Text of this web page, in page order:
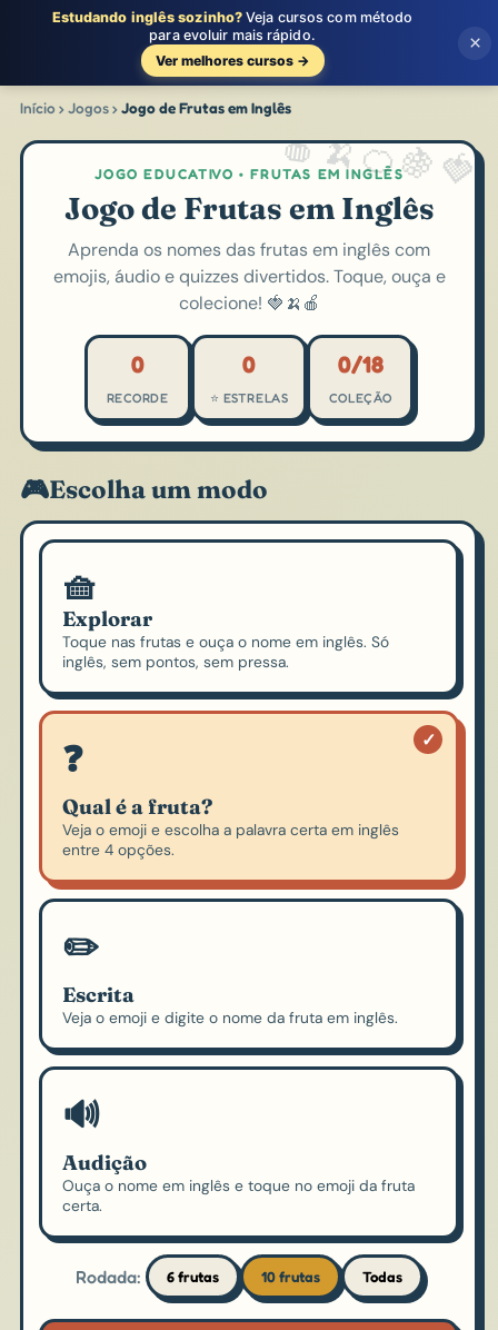
Aprenda Falar Inglês
Início›Jogos›Jogo de Frutas em Inglês
JOGO EDUCATIVO • FRUTAS EM INGLÊS
Jogo de Frutas em Inglês
Aprenda os nomes das frutas em inglês com
emojis, áudio e quizzes divertidos. Toque, ouça e
colecione! 🍓🍌🍎
0
RECORDE
0
⭐ ESTRELAS
0/18
COLEÇÃO
🎮Escolha um modo
🧺
Explorar
Toque nas frutas e ouça o nome em inglês. Só
inglês, sem pontos, sem pressa.
❓
Qual é a fruta?
Veja o emoji e escolha a palavra certa em inglês
entre 4 opções.
✏️
Escrita
Veja o emoji e digite o nome da fruta em inglês.
🔊
Audição
Ouça o nome em inglês e toque no emoji da fruta
certa.
Rodada: 6 frutas 10 frutas Todas
Estudando inglês sozinho? Veja cursos com método
para evoluir mais rápido.
Ver melhores cursos →
×